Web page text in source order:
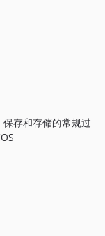
存和存储的常规过